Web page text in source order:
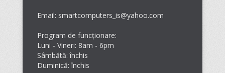
Email: smartcomputers_is@yahoo.com
Program de funcționare:
Luni - Vineri: 8am - 6pm
Sâmbătă: închis
Duminică: închis